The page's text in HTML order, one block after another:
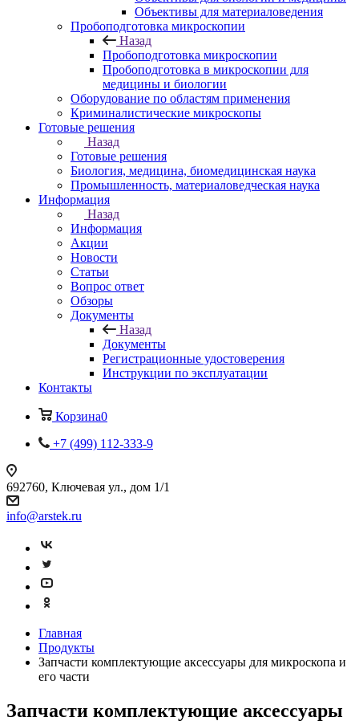
Объективы для материаловедения
Пробоподготовка микроскопии
Назад
Пробоподготовка микроскопии
Пробоподготовка в микроскопии для
медицины и биологии
Оборудование по областям применения
Криминалистические микроскопы
Готовые решения
Назад
Готовые решения
Биология, медицина, биомедицинская наука
Промышленность, материаловедческая наука
Информация
Назад
Информация
Акции
Новости
Статьи
Вопрос ответ
Обзоры
Документы
Назад
Документы
Регистрационные удостоверения
Инструкции по эксплуатации
Контакты
Корзина0
+7 (499) 112-333-9
692760, Ключевая ул., дом 1/1
info@arstek.ru
Главная
Продукты
Запчасти комплектующие аксессуары для микроскопа и
его части
Запчасти комплектующие аксессуары